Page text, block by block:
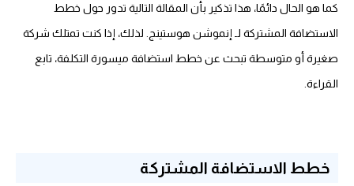
كما هو الحال دائمًا، هذا تذكير بأن المقالة التالية تدور حول خطط
الاستضافة المشتركة لـ إنموشن هوستينج. لذلك، إذا كنت تمتلك شركة
صغيرة أو متوسطة تبحث عن خطط استضافة ميسورة التكلفة، تابع
القراءة.
خطط الاستضافة المشتركة